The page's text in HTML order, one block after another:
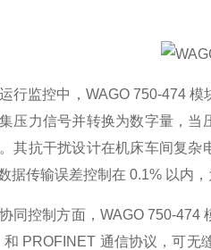
行监控中，WAGO 750-474
压力信号并转换为数字量，
其抗干扰设计在机床车间复
据传输误差控制在 0.1% 以内
同控制方面，WAGO 750-
PROFINET 通信协议，可